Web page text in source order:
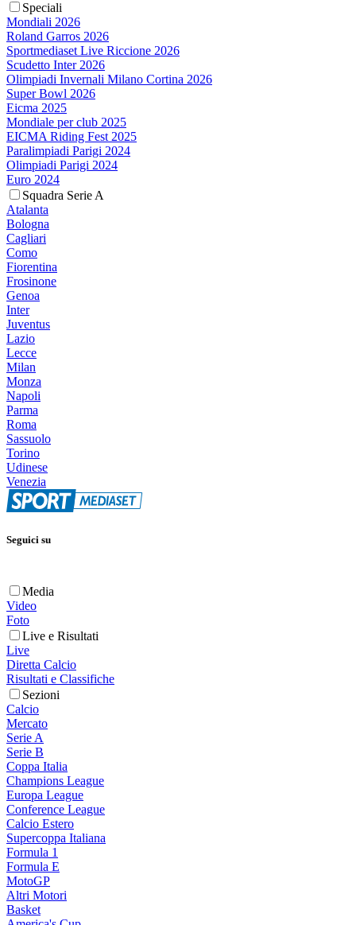
Speciali
Mondiali 2026
Roland Garros 2026
Sportmediaset Live Riccione 2026
Scudetto Inter 2026
Olimpiadi Invernali Milano Cortina 2026
Super Bowl 2026
Eicma 2025
Mondiale per club 2025
EICMA Riding Fest 2025
Paralimpiadi Parigi 2024
Olimpiadi Parigi 2024
Euro 2024
Squadra Serie A
Atalanta
Bologna
Cagliari
Como
Fiorentina
Frosinone
Genoa
Inter
Juventus
Lazio
Lecce
Milan
Monza
Napoli
Parma
Roma
Sassuolo
Torino
Udinese
Venezia
Seguici su
Media
Video
Foto
Live e Risultati
Live
Diretta Calcio
Risultati e Classifiche
Sezioni
Calcio
Mercato
Serie A
Serie B
Coppa Italia
Champions League
Europa League
Conference League
Calcio Estero
Supercoppa Italiana
Formula 1
Formula E
MotoGP
Altri Motori
Basket